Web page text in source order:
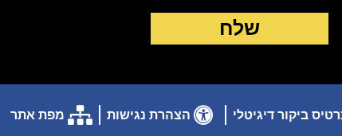
שלח
ביקור דיגיטלי הצהרת נגישות מפת אתר